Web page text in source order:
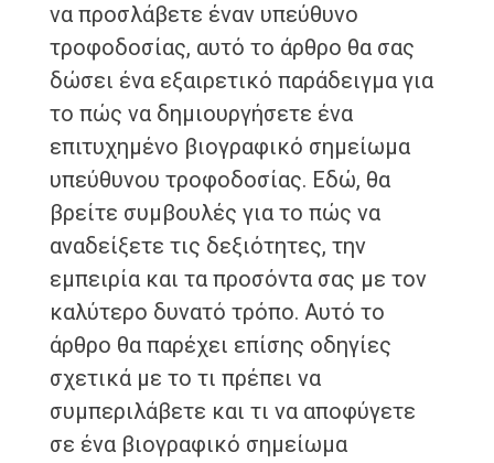
να προσλάβετε έναν υπεύθυνο
τροφοδοσίας, αυτό το άρθρο θα σας
δώσει ένα εξαιρετικό παράδειγμα για
το πώς να δημιουργήσετε ένα
επιτυχημένο βιογραφικό σημείωμα
υπεύθυνου τροφοδοσίας. Εδώ, θα
βρείτε συμβουλές για το πώς να
αναδείξετε τις δεξιότητες, την
εμπειρία και τα προσόντα σας με τον
καλύτερο δυνατό τρόπο. Αυτό το
άρθρο θα παρέχει επίσης οδηγίες
σχετικά με το τι πρέπει να
συμπεριλάβετε και τι να αποφύγετε
σε ένα βιογραφικό σημείωμα